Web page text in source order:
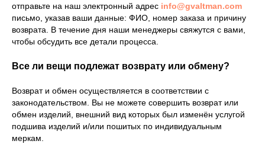
отправьте на наш электронный адрес info@gvaltman.com
письмо, указав ваши данные: ФИО, номер заказа и причину
возврата. В течение дня наши менеджеры свяжутся с вами,
чтобы обсудить все детали процесса.
Все ли вещи подлежат возврату или обмену?
Возврат и обмен осуществляется в соответствии с
законодательством. Вы не можете совершить возврат или
обмен изделий, внешний вид которых был изменён услугой
подшива изделий и/или пошитых по индивидуальным
меркам.